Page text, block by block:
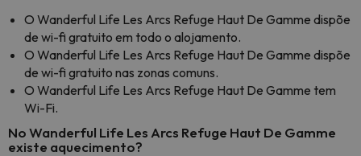
O Wanderful Life Les Arcs Refuge Haut De Gamme dispõe
de wi-fi gratuito em todo o alojamento.
O Wanderful Life Les Arcs Refuge Haut De Gamme dispõe
de wi-fi gratuito nas zonas comuns.
O Wanderful Life Les Arcs Refuge Haut De Gamme tem
Wi-Fi.
No Wanderful Life Les Arcs Refuge Haut De Gamme
existe aquecimento?